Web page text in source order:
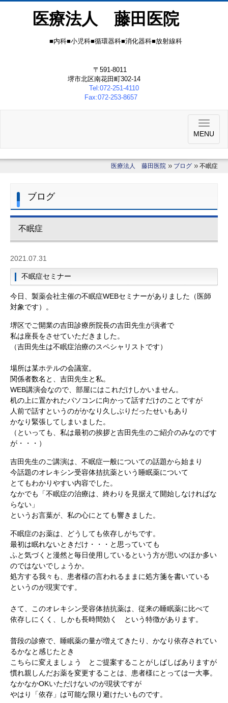
医療法人 藤田医院
■内科■小児科■循環器科■消化器科■放射線科
〒591-8011
堺市北区南花田町302-14
Tel:072-251-4110
Fax:072-253-8657
MENU
医療法人 藤田医院 ブログ 不眠症
ブログ
不眠症
2021.07.31
不眠症セミナー
今日、製薬会社主催の不眠症WEBセミナーがありました（医師
対象です）。
堺区でご開業の吉田診療所院長の吉田先生が演者で
私は座長をさせていただきました。
（吉田先生は不眠症治療のスペシャリストです）
場所は某ホテルの会議室。
関係者数名と、吉田先生と私。
WEB講演会なので、部屋にはこれだけしかいません。
机の上に置かれたパソコンに向かって話すだけのことですが
人前で話すというのがかなり久しぶりだったせいもあり
かなり緊張してしまいました。
（といっても、私は最初の挨拶と吉田先生のご紹介のみなのです
が・・・）
吉田先生のご講演は、不眠症一般についての話題から始まり
今話題のオレキシン受容体拮抗薬という睡眠薬について
とてもわかりやすい内容でした。
なかでも「不眠症の治療は、終わりを見据えて開始しなければな
らない」
というお言葉が、私の心にとても響きました。
不眠症のお薬は、どうしても依存しがちです。
最初は眠れないときだけ・・・と思っていても
ふと気づくと漫然と毎日使用しているという方が思いのほか多い
のではないでしょうか。
処方する我々も、患者様の言われるままに処方箋を書いている
というのが現実です。
さて、このオレキシン受容体拮抗薬は、従来の睡眠薬に比べて
依存しにくく、しかも長時間効く という特徴があります。
普段の診療で、睡眠薬の量が増えてきたり、かなり依存されてい
るかなと感じたとき
こちらに変えましょう とご提案することがしばしばありますが
慣れ親しんだお薬を変更することは、患者様にとっては一大事。
なかなかOKいただけないのが現状ですが
やはり「依存」は可能な限り避けたいものです。